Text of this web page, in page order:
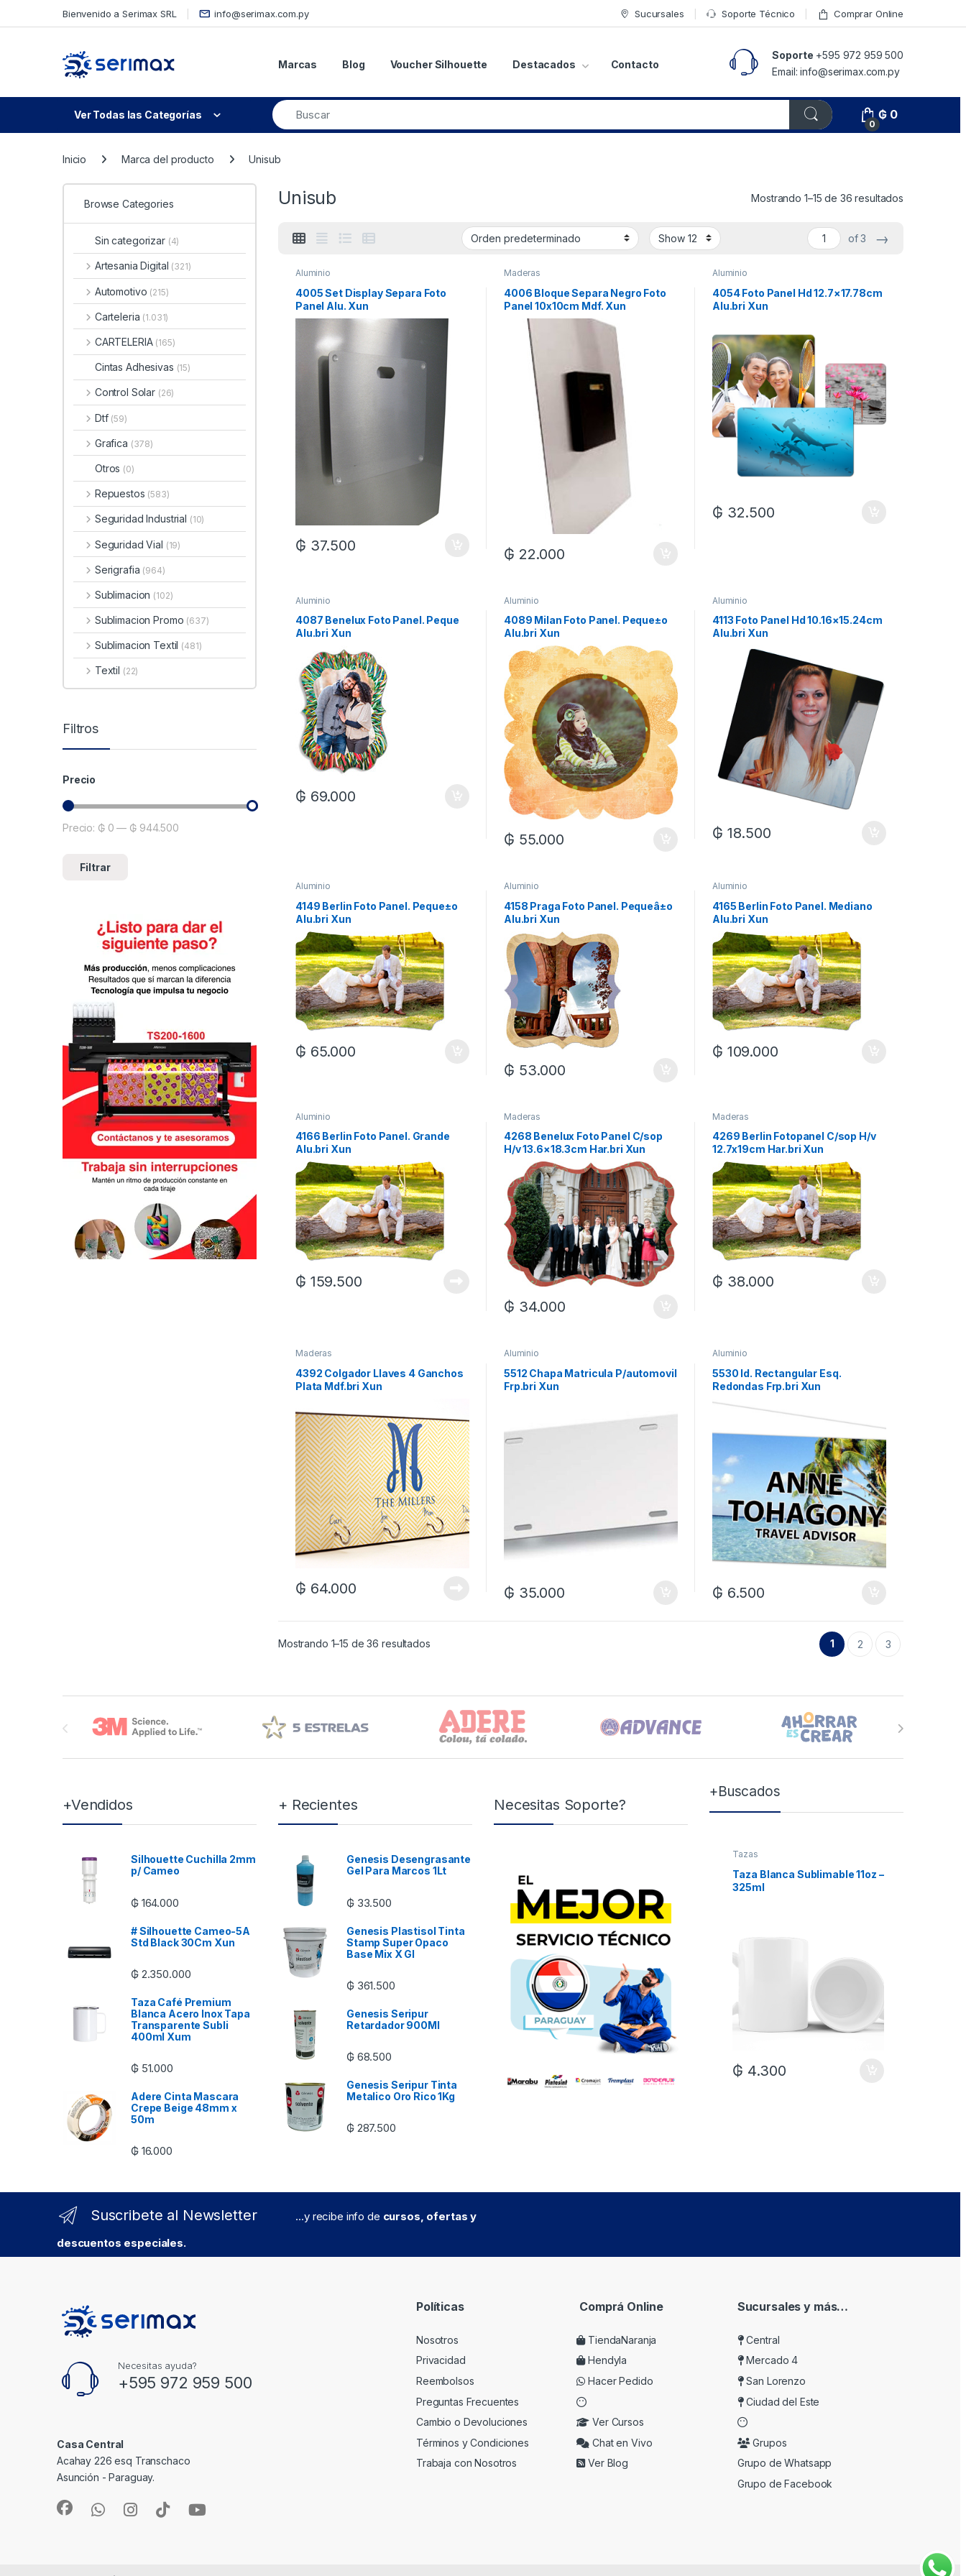
Bienvenido a Serimax SRL info@serimax.com.py Sucursales Soporte Técnico Comprar Online
Marcas Blog Voucher Silhouette Destacados Contacto
Soporte +595 972 959 500
Email: info@serimax.com.py
Ver Todas las Categorías
0
₲ 0
Inicio Marca del producto Unisub
Unisub Mostrando 1–15 de 36 resultados
of 3 →
Aluminio
4005 Set Display Separa Foto
Panel Alu. Xun
₲ 37.500
Maderas
4006 Bloque Separa Negro Foto
Panel 10x10cm Mdf. Xun
₲ 22.000
Aluminio
4054 Foto Panel Hd 12.7×17.78cm
Alu.bri Xun
₲ 32.500
Aluminio
4087 Benelux Foto Panel. Peque
Alu.bri Xun
₲ 69.000
Aluminio
4089 Milan Foto Panel. Peque±o
Alu.bri Xun
₲ 55.000
Aluminio
4113 Foto Panel Hd 10.16×15.24cm
Alu.bri Xun
₲ 18.500
Aluminio
4149 Berlin Foto Panel. Peque±o
Alu.bri Xun
₲ 65.000
Aluminio
4158 Praga Foto Panel. Pequeâ±o
Alu.bri Xun
₲ 53.000
Aluminio
4165 Berlin Foto Panel. Mediano
Alu.bri Xun
₲ 109.000
Aluminio
4166 Berlin Foto Panel. Grande
Alu.bri Xun
₲ 159.500
Maderas
4268 Benelux Foto Panel C/sop
H/v 13.6×18.3cm Har.bri Xun
₲ 34.000
Maderas
4269 Berlin Fotopanel C/sop H/v
12.7x19cm Har.bri Xun
₲ 38.000
Maderas
4392 Colgador Llaves 4 Ganchos
Plata Mdf.bri Xun
₲ 64.000
Aluminio
5512 Chapa Matricula P/automovil
Frp.bri Xun
₲ 35.000
Aluminio
5530 Id. Rectangular Esq.
Redondas Frp.bri Xun
₲ 6.500
Mostrando 1–15 de 36 resultados 1 2 3
Browse Categories
Sin categorizar (4)
Artesania Digital (321)
Automotivo (215)
Carteleria (1.031)
CARTELERIA (165)
Cintas Adhesivas (15)
Control Solar (26)
Dtf (59)
Grafica (378)
Otros (0)
Repuestos (583)
Seguridad Industrial (10)
Seguridad Vial (19)
Serigrafia (964)
Sublimacion (102)
Sublimacion Promo (637)
Sublimacion Textil (481)
Textil (22)
Filtros
Precio
Precio mínimo
Precio máximo
Filtrar
Precio: ₲ 0 — ₲ 944.500
+Vendidos
Silhouette Cuchilla 2mm
p/ Cameo
₲ 164.000
# Silhouette Cameo-5A
Std Black 30Cm Xun
₲ 2.350.000
Taza Café Premium
Blanca Acero Inox Tapa
Transparente Subli
400ml Xum
₲ 51.000
Adere Cinta Mascara
Crepe Beige 48mm x
50m
₲ 16.000
+ Recientes
Genesis Desengrasante
Gel Para Marcos 1Lt
₲ 33.500
Genesis Plastisol Tinta
Stamp Super Opaco
Base Mix X Gl
₲ 361.500
Genesis Seripur
Retardador 900Ml
₲ 68.500
Genesis Seripur Tinta
Metalico Oro Rico 1Kg
₲ 287.500
Necesitas Soporte?
+Buscados
Tazas
Taza Blanca Sublimable 11oz –
325ml
₲ 4.300
Suscribete al Newsletter ...y recibe info de cursos, ofertas y
descuentos especiales.
Necesitas ayuda?
+595 972 959 500
Casa Central
Acahay 226 esq Transchaco
Asunción - Paraguay.
Políticas
Nosotros
Privacidad
Reembolsos
Preguntas Frecuentes
Cambio o Devoluciones
Términos y Condiciones
Trabaja con Nosotros
Comprá Online
TiendaNaranja
Hendyla
Hacer Pedido
Ver Cursos
Chat en Vivo
Ver Blog
Sucursales y más…
Central
Mercado 4
San Lorenzo
Ciudad del Este
Grupos
Grupo de Whatsapp
Grupo de Facebook